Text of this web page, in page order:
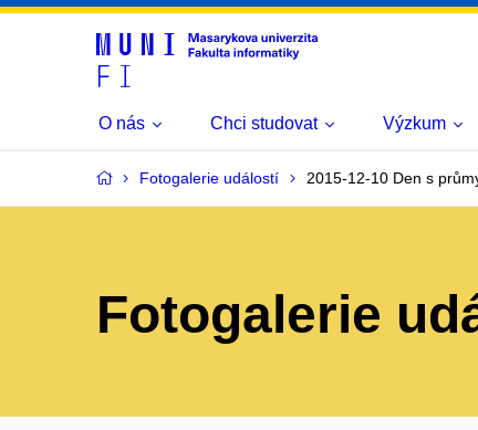
O nás Chci studovat Výzkum
Fotogalerie událostí 2015-12-10 Den s
Fotogalerie